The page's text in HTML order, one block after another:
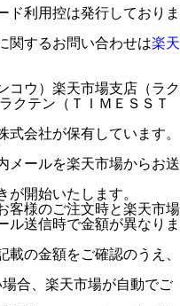
利用控は発行しておりま
関するお問い合わせは楽天
コウ）楽天市場支店（ラク
クテン（ＴＩＭＥＳＳＴ
会社が保有しています。
メールを楽天市場からお送
が開始いたします。
客様のご注文時と楽天市場
ル送信時で金額が異なりま
の金額をご確認のうえ、
合、楽天市場が自動でご